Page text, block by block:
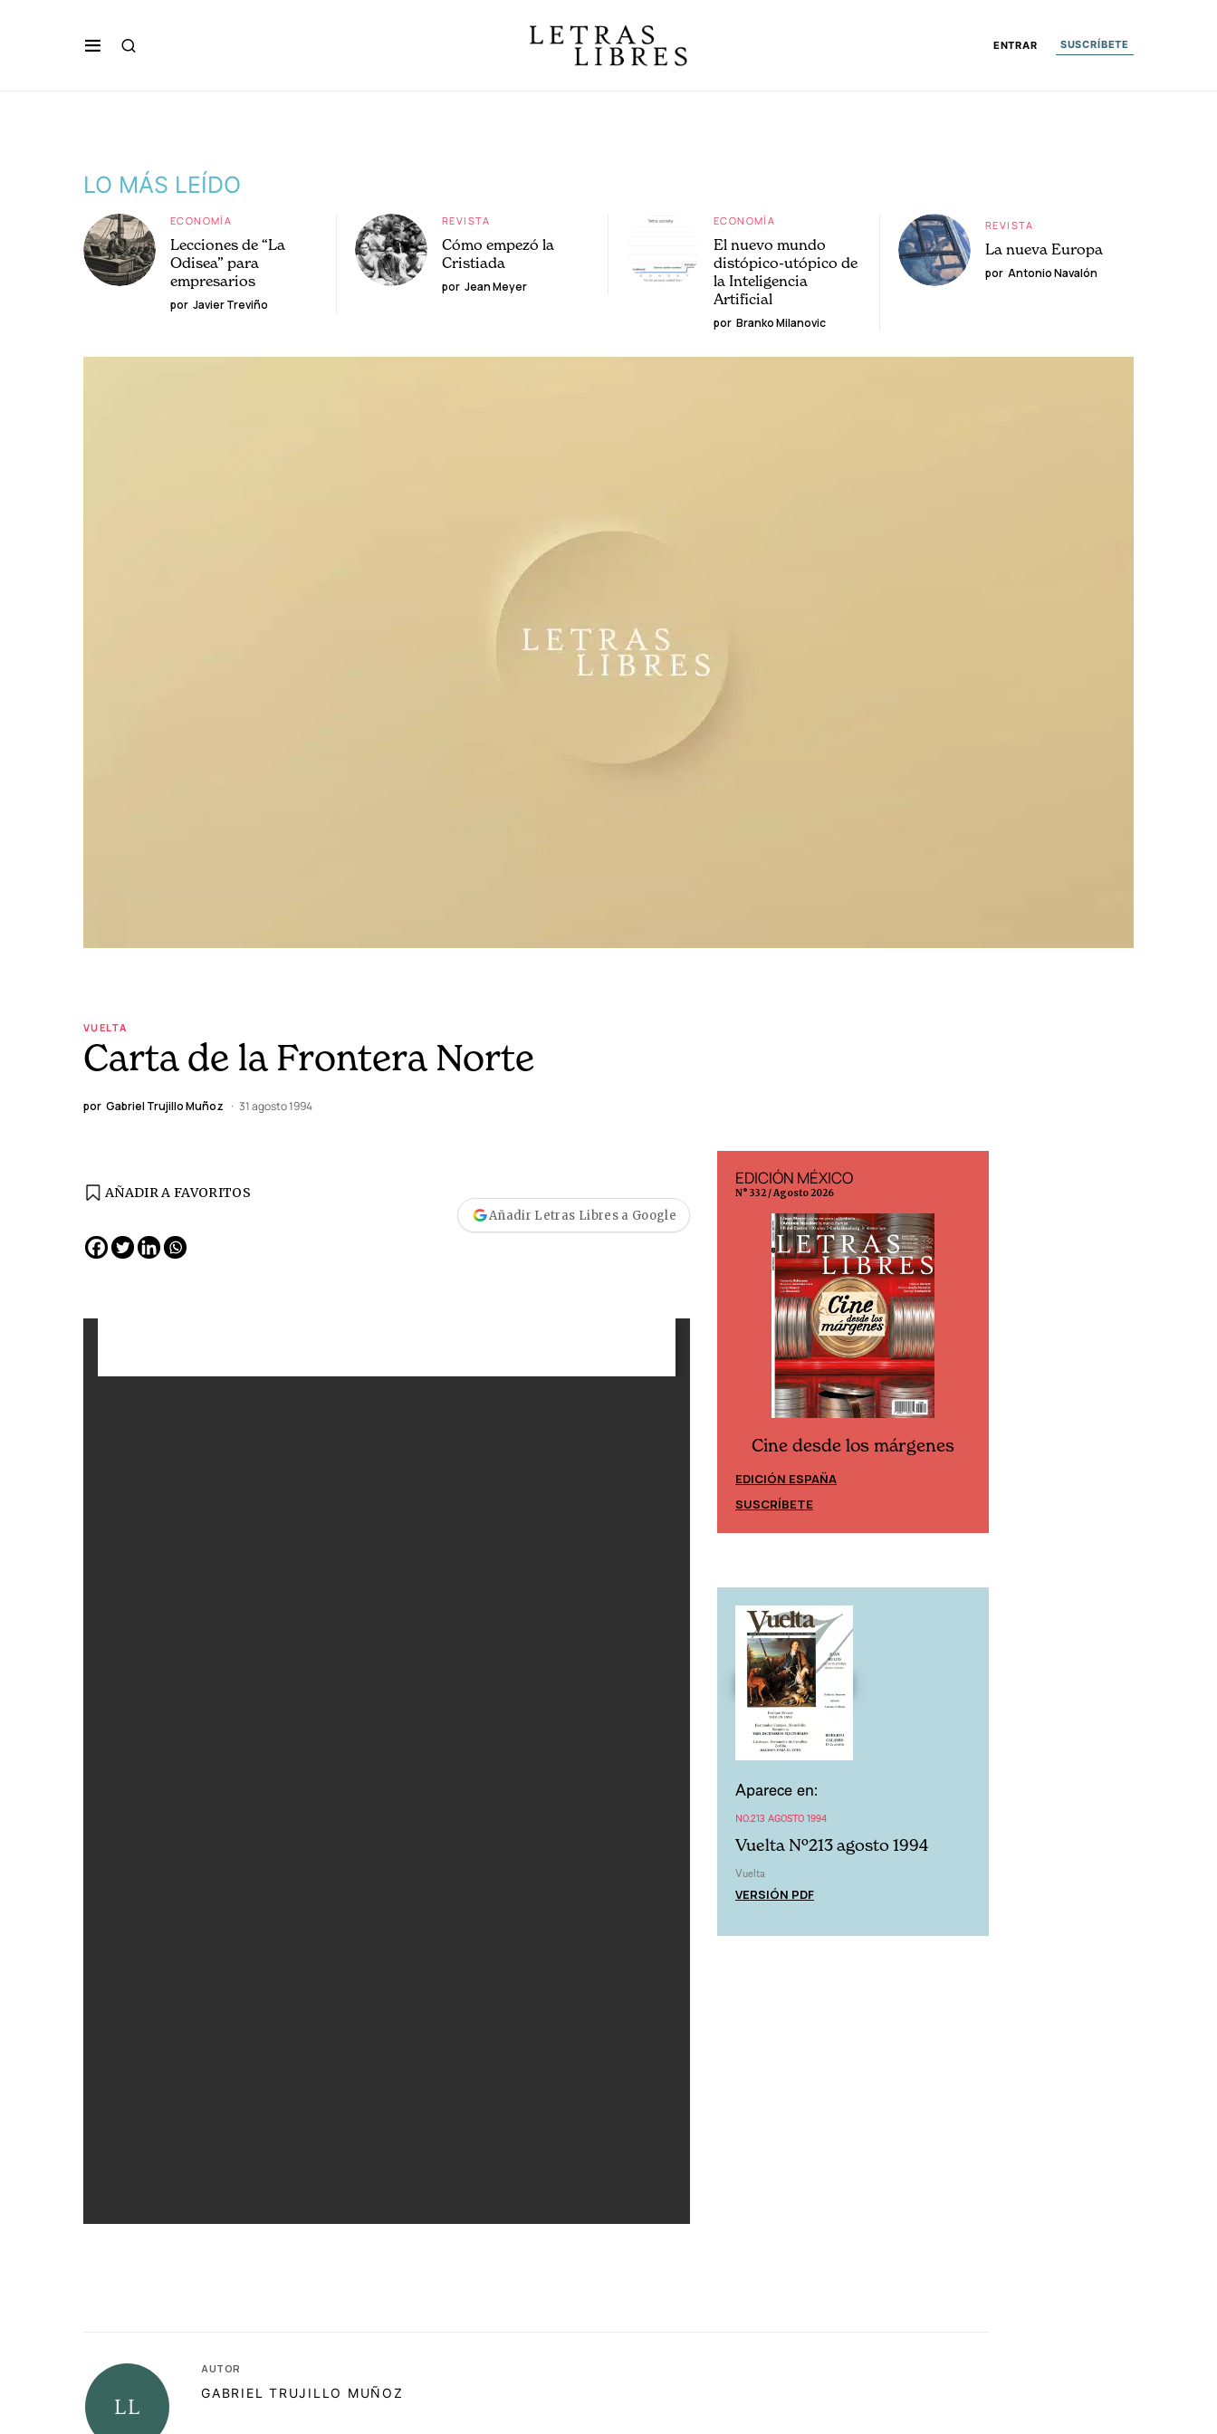
ENTRAR SUSCRÍBETE
LO MÁS LEÍDO
ECONOMÍA
Lecciones de “La
Odisea” para
empresarios
por Javier Treviño
REVISTA
Cómo empezó la
Cristiada
por Jean Meyer
ECONOMÍA
El nuevo mundo
distópico-utópico de
la Inteligencia
Artificial
por Branko Milanovic
REVISTA
La nueva Europa
por Antonio Navalón
VUELTA
Carta de la Frontera Norte
por Gabriel Trujillo Muñoz 31 agosto 1994
AÑADIR A FAVORITOS
Añadir Letras Libres a Google
EDICIÓN MÉXICO
N° 332 / Agosto 2026
Cine desde los márgenes
EDICIÓN ESPAÑA
SUSCRÍBETE
Aparece en:
NO.213 AGOSTO 1994
Vuelta Nº213 agosto 1994
Vuelta
VERSIÓN PDF
AUTOR
GABRIEL TRUJILLO MUÑOZ